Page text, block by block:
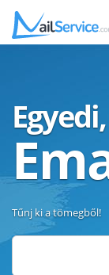
Tűnj ki a tömegből!